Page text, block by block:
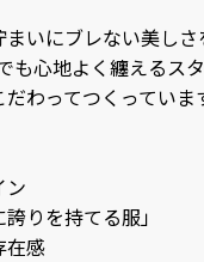
いにブレない美しさ
心地よく纏えるスタ
わってつくっていま
ン
りを持てる服」
在感